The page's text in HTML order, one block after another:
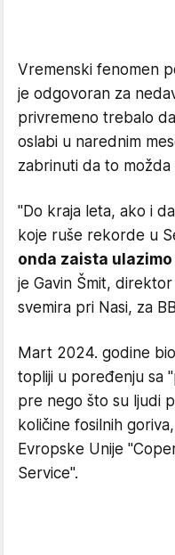
Vremenski fenomen
je odgovoran za
privremeno trebalo
oslabi u narednim
zabrinuti da to možda
"Do kraja leta, ako i
koje ruše rekorde u
onda zaista
je Gavin Šmit,
svemira pri Nasi, za
Mart 2024. godine
topliji u poređenju sa
pre nego što su ljudi
količine fosilnih
Evropske Unije
Service".